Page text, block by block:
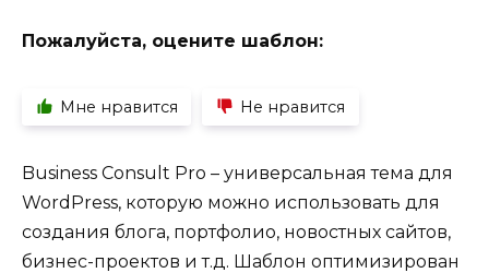
Пожалуйста, оцените шаблон:
Мне нравится Не нравится
Business Consult Pro – универсальная тема для
WordPress, которую можно использовать для
создания блога, портфолио, новостных сайтов,
бизнес-проектов и т.д. Шаблон оптимизирован